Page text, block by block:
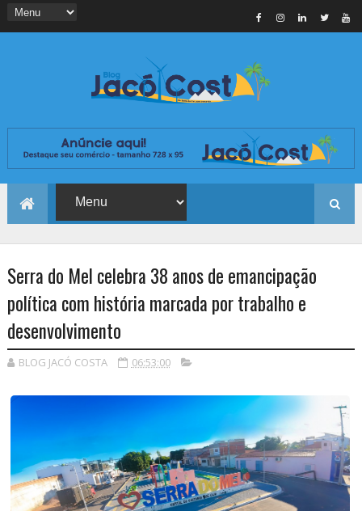
Serra do Mel celebra 38 anos de emancipação
política com história marcada por trabalho e
desenvolvimento
BLOG JACÓ COSTA 06:53:00